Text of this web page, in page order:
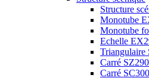
Structure
Monotube
Monotube
Echelle
Triangulaire
Carré
Carré